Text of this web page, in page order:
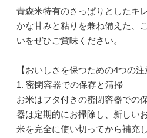
青森米特有のさっぱりとしたキ
かな甘みと粘りを兼ね備えた、
いをぜひご賞味ください。
【おいしさを保つための4つの注
1. 密閉容器での保存と清掃
お米はフタ付きの密閉容器での
器は定期的にお掃除し、新しい
米を完全に使い切ってから補充